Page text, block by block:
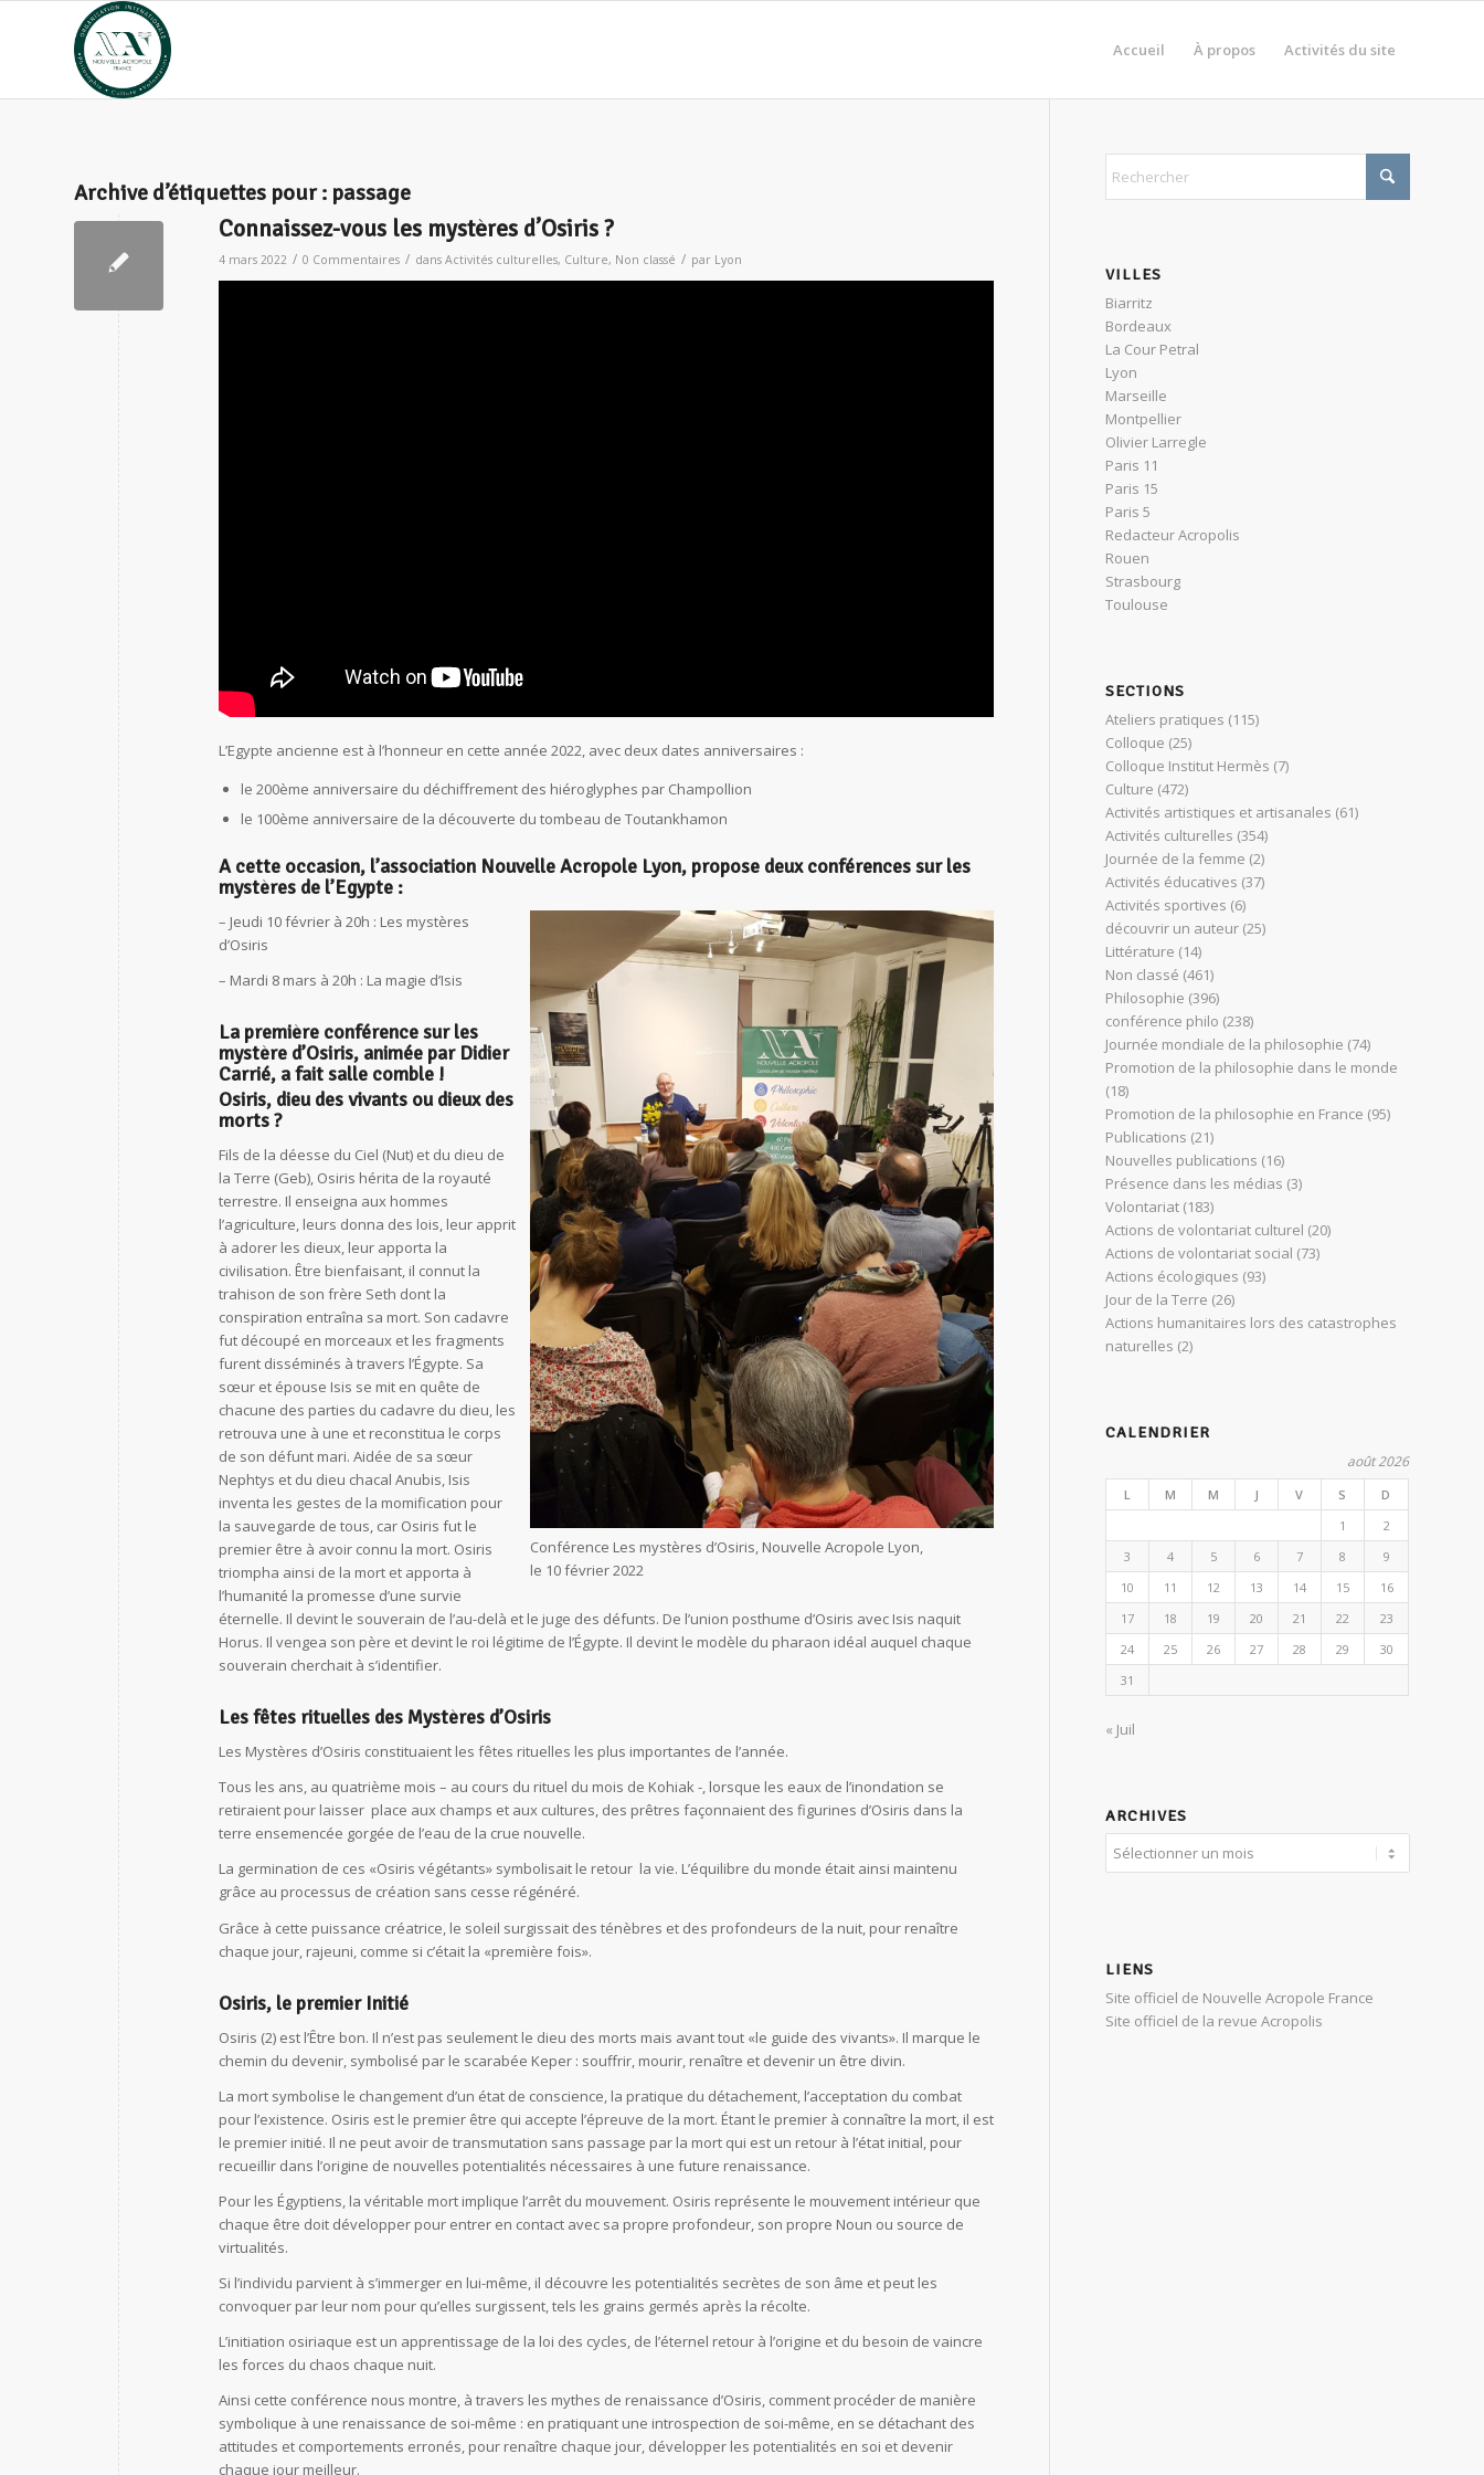
Accueil À propos Activités du site
Archive d’étiquettes pour : passage
Connaissez-vous les mystères d’Osiris ?
4 mars 2022 / 0 Commentaires / dans Activités culturelles, Culture, Non classé / par Lyon
L’Egypte ancienne est à l’honneur en cette année 2022, avec deux dates anniversaires :
le 200ème anniversaire du déchiffrement des hiéroglyphes par Champollion
le 100ème anniversaire de la découverte du tombeau de Toutankhamon
A cette occasion, l’association Nouvelle Acropole Lyon, propose deux conférences sur les
mystères de l’Egypte :
Conférence Les mystères d’Osiris, Nouvelle Acropole Lyon,
le 10 février 2022
– Jeudi 10 février à 20h : Les mystères
d’Osiris
– Mardi 8 mars à 20h : La magie d’Isis
La première conférence sur les
mystère d’Osiris, animée par Didier
Carrié, a fait salle comble !
Osiris, dieu des vivants ou dieux des
morts ?
Fils de la déesse du Ciel (Nut) et du dieu de
la Terre (Geb), Osiris hérita de la royauté
terrestre. Il enseigna aux hommes
l’agriculture, leurs donna des lois, leur apprit
à adorer les dieux, leur apporta la
civilisation. Être bienfaisant, il connut la
trahison de son frère Seth dont la
conspiration entraîna sa mort. Son cadavre
fut découpé en morceaux et les fragments
furent disséminés à travers l’Égypte. Sa
sœur et épouse Isis se mit en quête de
chacune des parties du cadavre du dieu, les
retrouva une à une et reconstitua le corps
de son défunt mari. Aidée de sa sœur
Nephtys et du dieu chacal Anubis, Isis
inventa les gestes de la momification pour
la sauvegarde de tous, car Osiris fut le
premier être à avoir connu la mort. Osiris
triompha ainsi de la mort et apporta à
l’humanité la promesse d’une survie
éternelle. Il devint le souverain de l’au-delà et le juge des défunts. De l’union posthume d’Osiris avec Isis naquit
Horus. Il vengea son père et devint le roi légitime de l’Égypte. Il devint le modèle du pharaon idéal auquel chaque
souverain cherchait à s’identifier.
Les fêtes rituelles des Mystères d’Osiris
Les Mystères d’Osiris constituaient les fêtes rituelles les plus importantes de l’année.
Tous les ans, au quatrième mois – au cours du rituel du mois de Kohiak -, lorsque les eaux de l’inondation se
retiraient pour laisser place aux champs et aux cultures, des prêtres façonnaient des figurines d’Osiris dans la
terre ensemencée gorgée de l’eau de la crue nouvelle.
La germination de ces «Osiris végétants» symbolisait le retour la vie. L’équilibre du monde était ainsi maintenu
grâce au processus de création sans cesse régénéré.
Grâce à cette puissance créatrice, le soleil surgissait des ténèbres et des profondeurs de la nuit, pour renaître
chaque jour, rajeuni, comme si c’était la «première fois».
Osiris, le premier Initié
Osiris (2) est l’Être bon. Il n’est pas seulement le dieu des morts mais avant tout «le guide des vivants». Il marque le
chemin du devenir, symbolisé par le scarabée Keper : souffrir, mourir, renaître et devenir un être divin.
La mort symbolise le changement d’un état de conscience, la pratique du détachement, l’acceptation du combat
pour l’existence. Osiris est le premier être qui accepte l’épreuve de la mort. Étant le premier à connaître la mort, il est
le premier initié. Il ne peut avoir de transmutation sans passage par la mort qui est un retour à l’état initial, pour
recueillir dans l’origine de nouvelles potentialités nécessaires à une future renaissance.
Pour les Égyptiens, la véritable mort implique l’arrêt du mouvement. Osiris représente le mouvement intérieur que
chaque être doit développer pour entrer en contact avec sa propre profondeur, son propre Noun ou source de
virtualités.
Si l’individu parvient à s’immerger en lui-même, il découvre les potentialités secrètes de son âme et peut les
convoquer par leur nom pour qu’elles surgissent, tels les grains germés après la récolte.
L’initiation osiriaque est un apprentissage de la loi des cycles, de l’éternel retour à l’origine et du besoin de vaincre
les forces du chaos chaque nuit.
Ainsi cette conférence nous montre, à travers les mythes de renaissance d’Osiris, comment procéder de manière
symbolique à une renaissance de soi-même : en pratiquant une introspection de soi-même, en se détachant des
attitudes et comportements erronés, pour renaître chaque jour, développer les potentialités en soi et devenir
chaque jour meilleur.
VILLES
Biarritz
Bordeaux
La Cour Petral
Lyon
Marseille
Montpellier
Olivier Larregle
Paris 11
Paris 15
Paris 5
Redacteur Acropolis
Rouen
Strasbourg
Toulouse
SECTIONS
Ateliers pratiques (115)
Colloque (25)
Colloque Institut Hermès (7)
Culture (472)
Activités artistiques et artisanales (61)
Activités culturelles (354)
Journée de la femme (2)
Activités éducatives (37)
Activités sportives (6)
découvrir un auteur (25)
Littérature (14)
Non classé (461)
Philosophie (396)
conférence philo (238)
Journée mondiale de la philosophie (74)
Promotion de la philosophie dans le monde
(18)
Promotion de la philosophie en France (95)
Publications (21)
Nouvelles publications (16)
Présence dans les médias (3)
Volontariat (183)
Actions de volontariat culturel (20)
Actions de volontariat social (73)
Actions écologiques (93)
Jour de la Terre (26)
Actions humanitaires lors des catastrophes
naturelles (2)
CALENDRIER
août 2026
L M M J V S
D
1
2
3
4 5 6 7 8
9
10
11 12 13 14 15
16
17
18 19 20 21 22
23
24
25 26 27 28 29
30
31
« Juil
ARCHIVES
LIENS
Site officiel de Nouvelle Acropole France
Site officiel de la revue Acropolis